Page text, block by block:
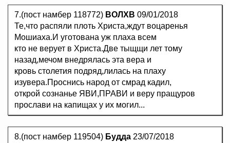
7.(пост намбер 118772) ВОЛХВ 09/01/2018
Те,что распяли плоть Христа,ждут воцаренья
Мошиаха.И уготована уж плаха всем
кто не верует в Христа.Две тыщщи лет тому
назад,мечом внедрялась эта вера и
кровь столетия подряд,лилась на плаху
изувера.Проснись народ от смрад кадил,
открой сознанье ЯВИ,ПРАВИ и веру пращуров
прослави на капищах у их могил...
8.(пост намбер 119504) Будда 23/07/2018